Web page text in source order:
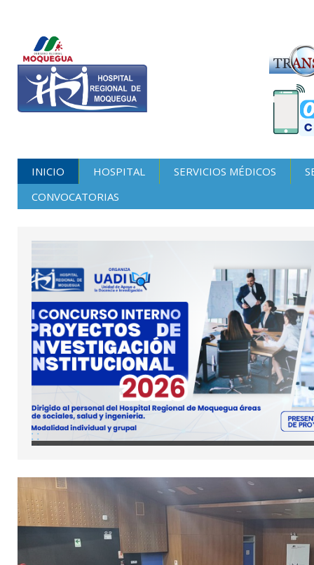
INICIO HOSPITAL SERVICIOS MÉDICOS
CONVOCATORIAS